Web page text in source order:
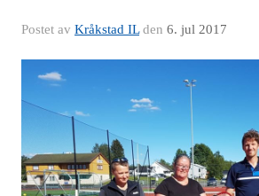
Postet av Kråkstad ILden 6. jul 2017